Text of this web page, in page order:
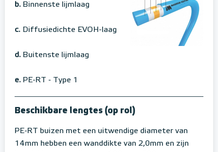
b. Binnenste lijmlaag
c. Diffusiedichte EVOH-laag
d. Buitenste lijmlaag
e. PE-RT - Type 1
Beschikbare lengtes (op rol)
PE-RT buizen met een uitwendige diameter van
14mm hebben een wanddikte van 2,0mm en zijn